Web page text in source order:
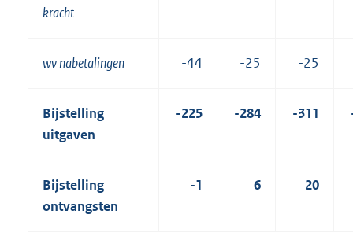
kracht
wv nabetalingen -44 -25 -25
Bijstelling
uitgaven
-225 -284 -311
Bijstelling
ontvangsten
-1 6 20